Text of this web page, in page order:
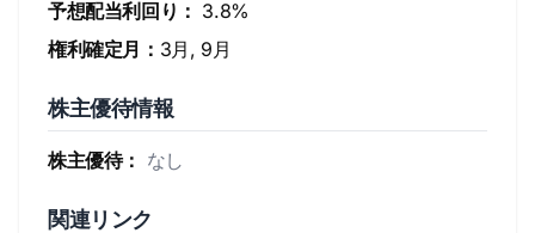
予想配当利回り： 3.8%
権利確定月： 3月, 9月
株主優待情報
株主優待： なし
関連リンク